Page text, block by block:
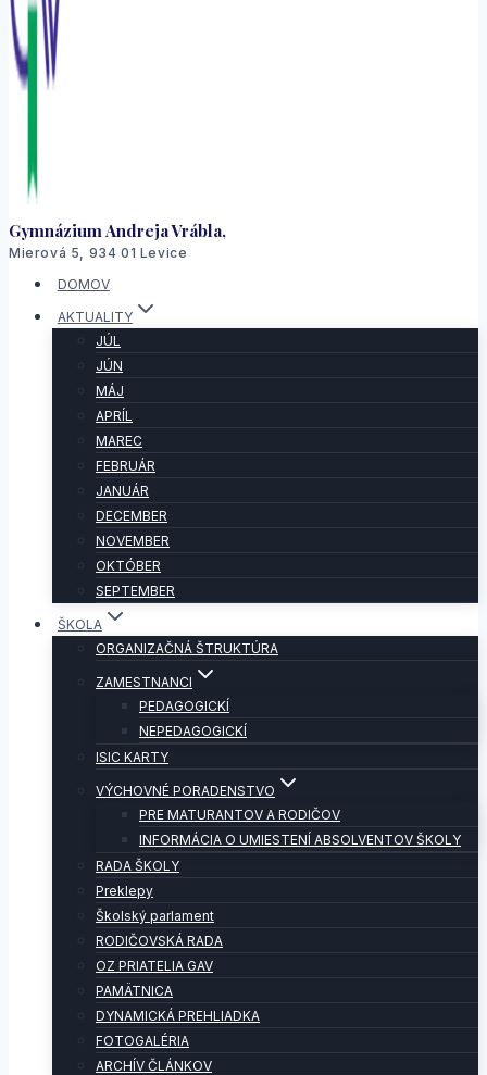
Gymnázium Andreja Vrábla,
Mierová 5, 934 01 Levice
DOMOV
AKTUALITY
JÚL
JÚN
MÁJ
APRÍL
MAREC
FEBRUÁR
JANUÁR
DECEMBER
NOVEMBER
OKTÓBER
SEPTEMBER
ŠKOLA
ORGANIZAČNÁ ŠTRUKTÚRA
ZAMESTNANCI
PEDAGOGICKÍ
NEPEDAGOGICKÍ
ISIC KARTY
VÝCHOVNÉ PORADENSTVO
PRE MATURANTOV A RODIČOV
INFORMÁCIA O UMIESTENÍ ABSOLVENTOV ŠKOLY
RADA ŠKOLY
Preklepy
Školský parlament
RODIČOVSKÁ RADA
OZ PRIATELIA GAV
PAMÄTNICA
DYNAMICKÁ PREHLIADKA
FOTOGALÉRIA
ARCHÍV ČLÁNKOV